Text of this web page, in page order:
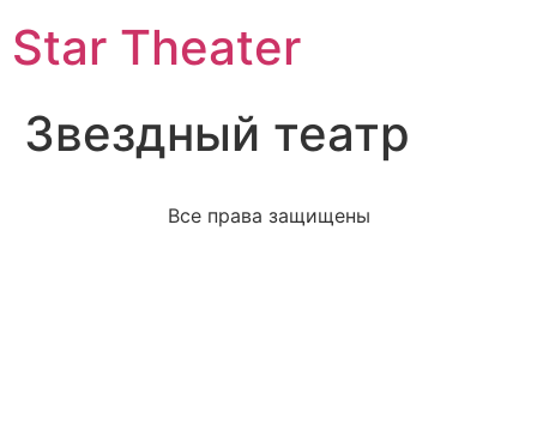
Star Theater
Звездный театр
Все права защищены